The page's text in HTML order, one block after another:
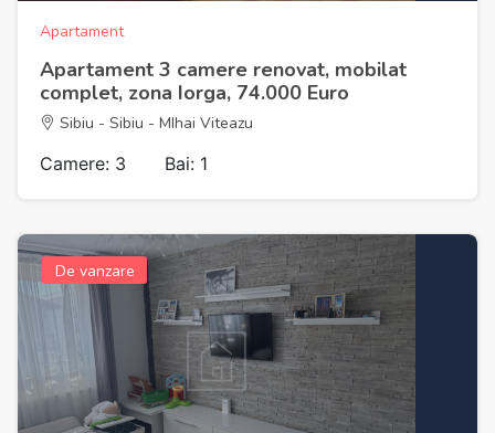
Apartament
Apartament 3 camere renovat, mobilat
complet, zona Iorga, 74.000 Euro
Sibiu - Sibiu - MIhai Viteazu
Camere: 3 Bai: 1
De vanzare